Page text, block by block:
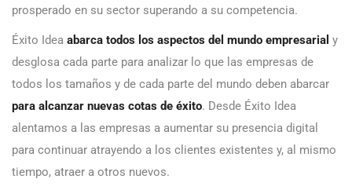
prosperado en su sector superando a su competencia.
Éxito Idea abarca todos los aspectos del mundo empresarial y
desglosa cada parte para analizar lo que las empresas de
todos los tamaños y de cada parte del mundo deben abarcar
para alcanzar nuevas cotas de éxito. Desde Éxito Idea
alentamos a las empresas a aumentar su presencia digital
para continuar atrayendo a los clientes existentes y, al mismo
tiempo, atraer a otros nuevos.